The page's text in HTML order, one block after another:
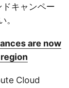
キャンペー
。
are now
Cloud